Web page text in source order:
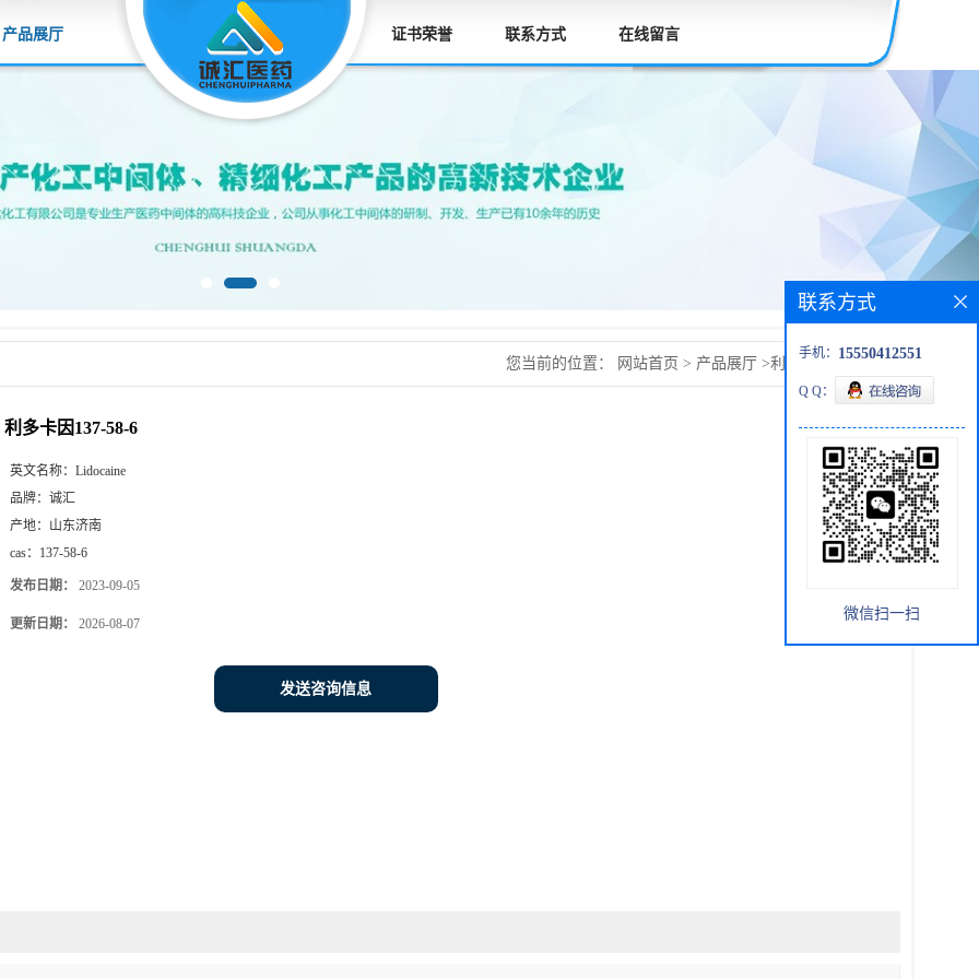
产品展厅 证书荣誉 联系方式 在线留言
您当前的位置： 网站首页 > 产品展厅 >利多卡因137-58-6
利多卡因137-58-6
英文名称： Lidocaine
品牌： 诚汇
产地： 山东济南
cas： 137-58-6
发布日期： 2023-09-05
更新日期： 2026-08-07
发送咨询信息
联系方式
手机： 15550412551
Q Q：
微信扫一扫